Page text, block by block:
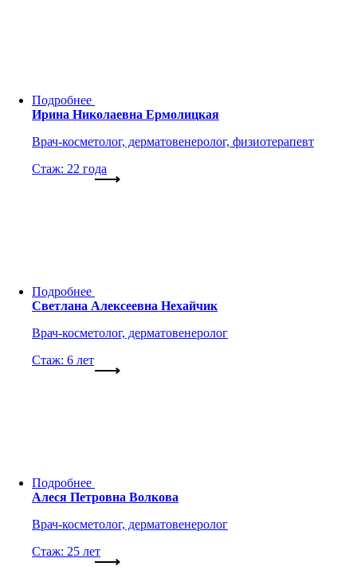
Подробнее
Ирина Николаевна Ермолицкая
Врач-косметолог, дерматовенеролог, физиотерапевт
Стаж: 22 года
Подробнее
Светлана Алексеевна Нехайчик
Врач-косметолог, дерматовенеролог
Стаж: 6 лет
Подробнее
Алеся Петровна Волкова
Врач-косметолог, дерматовенеролог
Стаж: 25 лет